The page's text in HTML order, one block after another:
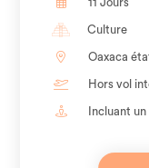
Culture
Oaxaca
Hors vol
Incluant